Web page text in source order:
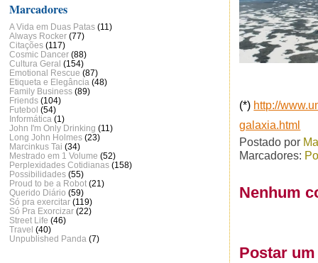
(*) http://
galaxia.html
Postado por
Marcadores:
Nenhum
Postar
Marcadores
A Vida em Duas Patas (11)
Always Rocker (77)
Citações (117)
Cosmic Dancer (88)
Cultura Geral (154)
Emotional Rescue (87)
Etiqueta e Elegância (48)
Family Business (89)
Friends (104)
Futebol (54)
Informática (1)
John I'm Only Drinking (11)
Long John Holmes (23)
Marcinkus Tai (34)
Mestrado em 1 Volume (52)
Perplexidades Cotidianas (158)
Possibilidades (55)
Proud to be a Robot (21)
Querido Diário (59)
Só pra exercitar (119)
Só Pra Exorcizar (22)
Street Life (46)
Travel (40)
Unpublished Panda (7)